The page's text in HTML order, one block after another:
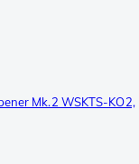
Mk.2 WSKTS-KO2,